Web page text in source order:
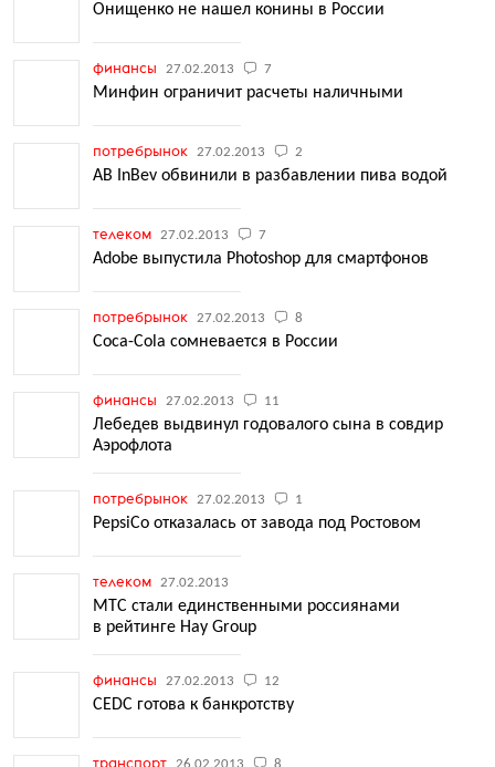
Онищенко не нашел конины в России
финансы 27.02.2013 7
Минфин ограничит расчеты наличными
потребрынок 27.02.2013 2
AB InBev обвинили в разбавлении пива водой
телеком 27.02.2013 7
Adobe выпустила Photoshop для смартфонов
потребрынок 27.02.2013 8
Coca-Cola сомневается в России
финансы 27.02.2013 11
Лебедев выдвинул годовалого сына в совдир
Аэрофлота
потребрынок 27.02.2013 1
PepsiCo отказалась от завода под Ростовом
телеком 27.02.2013
МТС стали единственными россиянами
в рейтинге Hay Group
финансы 27.02.2013 12
CEDC готова к банкротству
транспорт